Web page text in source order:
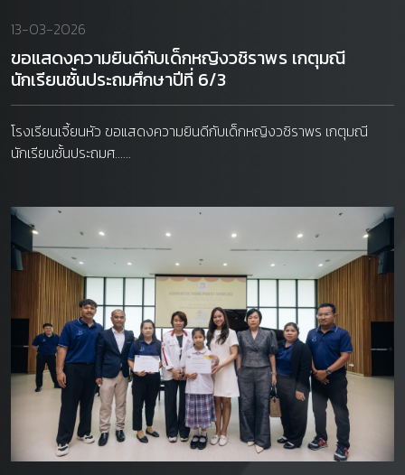
13-03-2026
ขอแสดงความยินดีกับเด็กหญิงวชิราพร เกตุมณี
นักเรียนชั้นประถมศึกษาปีที่ 6/3
โรงเรียนเจี้ยนหัว ขอแสดงความยินดีกับเด็กหญิงวชิราพร เกตุมณี
นักเรียนชั้นประถมศ......